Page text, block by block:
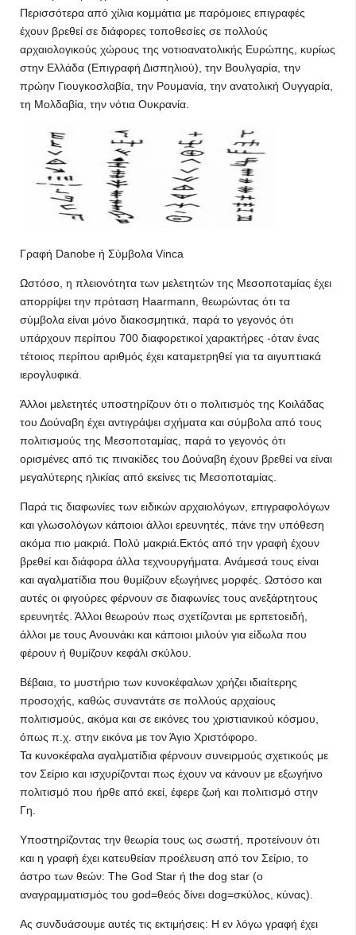
Περισσότερα από χίλια κομμάτια με παρόμοιες επιγραφές
έχουν βρεθεί σε διάφορες τοποθεσίες σε πολλούς
αρχαιολογικούς χώρους της νοτιοανατολικής Ευρώπης, κυρίως
στην Ελλάδα (Επιγραφή Δισπηλιού), την Βουλγαρία, την
πρώην Γιουγκοσλαβία, την Ρουμανία, την ανατολική Ουγγαρία,
τη Μολδαβία, την νότια Ουκρανία.
Γραφή Danobe ή Σύμβολα Vinca
Ωστόσο, η πλειονότητα των μελετητών της Μεσοποταμίας έχει
απορρίψει την πρόταση Haarmann, θεωρώντας ότι τα
σύμβολα είναι μόνο διακοσμητικά, παρά το γεγονός ότι
υπάρχουν περίπου 700 διαφορετικοί χαρακτήρες -όταν ένας
τέτοιος περίπου αριθμός έχει καταμετρηθεί για τα αιγυπτιακά
ιερογλυφικά.
Άλλοι μελετητές υποστηρίζουν ότι ο πολιτισμός της Κοιλάδας
του Δούναβη έχει αντιγράψει σχήματα και σύμβολα από τους
πολιτισμούς της Μεσοποταμίας, παρά το γεγονός ότι
ορισμένες από τις πινακίδες του Δούναβη έχουν βρεθεί να είναι
μεγαλύτερης ηλικίας από εκείνες τις Μεσοποταμίας.
Παρά τις διαφωνίες των ειδικών αρχαιολόγων, επιγραφολόγων
και γλωσολόγων κάποιοι άλλοι ερευνητές, πάνε την υπόθεση
ακόμα πιο μακριά. Πολύ μακριά.Εκτός από την γραφή έχουν
βρεθεί και διάφορα άλλα τεχνουργήματα. Ανάμεσά τους είναι
και αγαλματίδια που θυμίζουν εξωγήινες μορφές. Ωστόσο και
αυτές οι φιγούρες φέρνουν σε διαφωνίες τους ανεξάρτητους
ερευνητές. Άλλοι θεωρούν πως σχετίζονται με ερπετοειδή,
άλλοι με τους Ανουνάκι και κάποιοι μιλούν για είδωλα που
φέρουν ή θυμίζουν κεφάλι σκύλου.
Βέβαια, το μυστήριο των κυνοκέφαλων χρήζει ιδιαίτερης
προσοχής, καθώς συναντάτε σε πολλούς αρχαίους
πολιτισμούς, ακόμα και σε εικόνες του χριστιανικού κόσμου,
όπως π.χ. στην εικόνα με τον Άγιο Χριστόφορο.
Τα κυνοκέφαλα αγαλματίδια φέρνουν συνειρμούς σχετικούς με
τον Σείριο και ισχυρίζονται πως έχουν να κάνουν με εξωγήινο
πολιτισμό που ήρθε από εκεί, έφερε ζωή και πολιτισμό στην
Γη.
Υποστηρίζοντας την θεωρία τους ως σωστή, προτείνουν ότι
και η γραφή έχει κατευθείαν προέλευση από τον Σείριο, το
άστρο των θεών: The God Star ή the dog star (ο
αναγραμματισμός του god=θεός δίνει dog=σκύλος, κύνας).
Ας συνδυάσουμε αυτές τις εκτιμήσεις: Η εν λόγω γραφή έχει